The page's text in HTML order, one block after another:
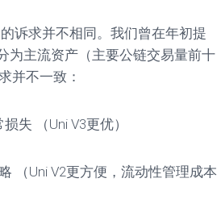
诉求并不相同。我们曾在年初提
为主流资产（主要公链交易量前十
并不一致：
失 （Uni V3更优）
（Uni V2更方便，流动性管理成本